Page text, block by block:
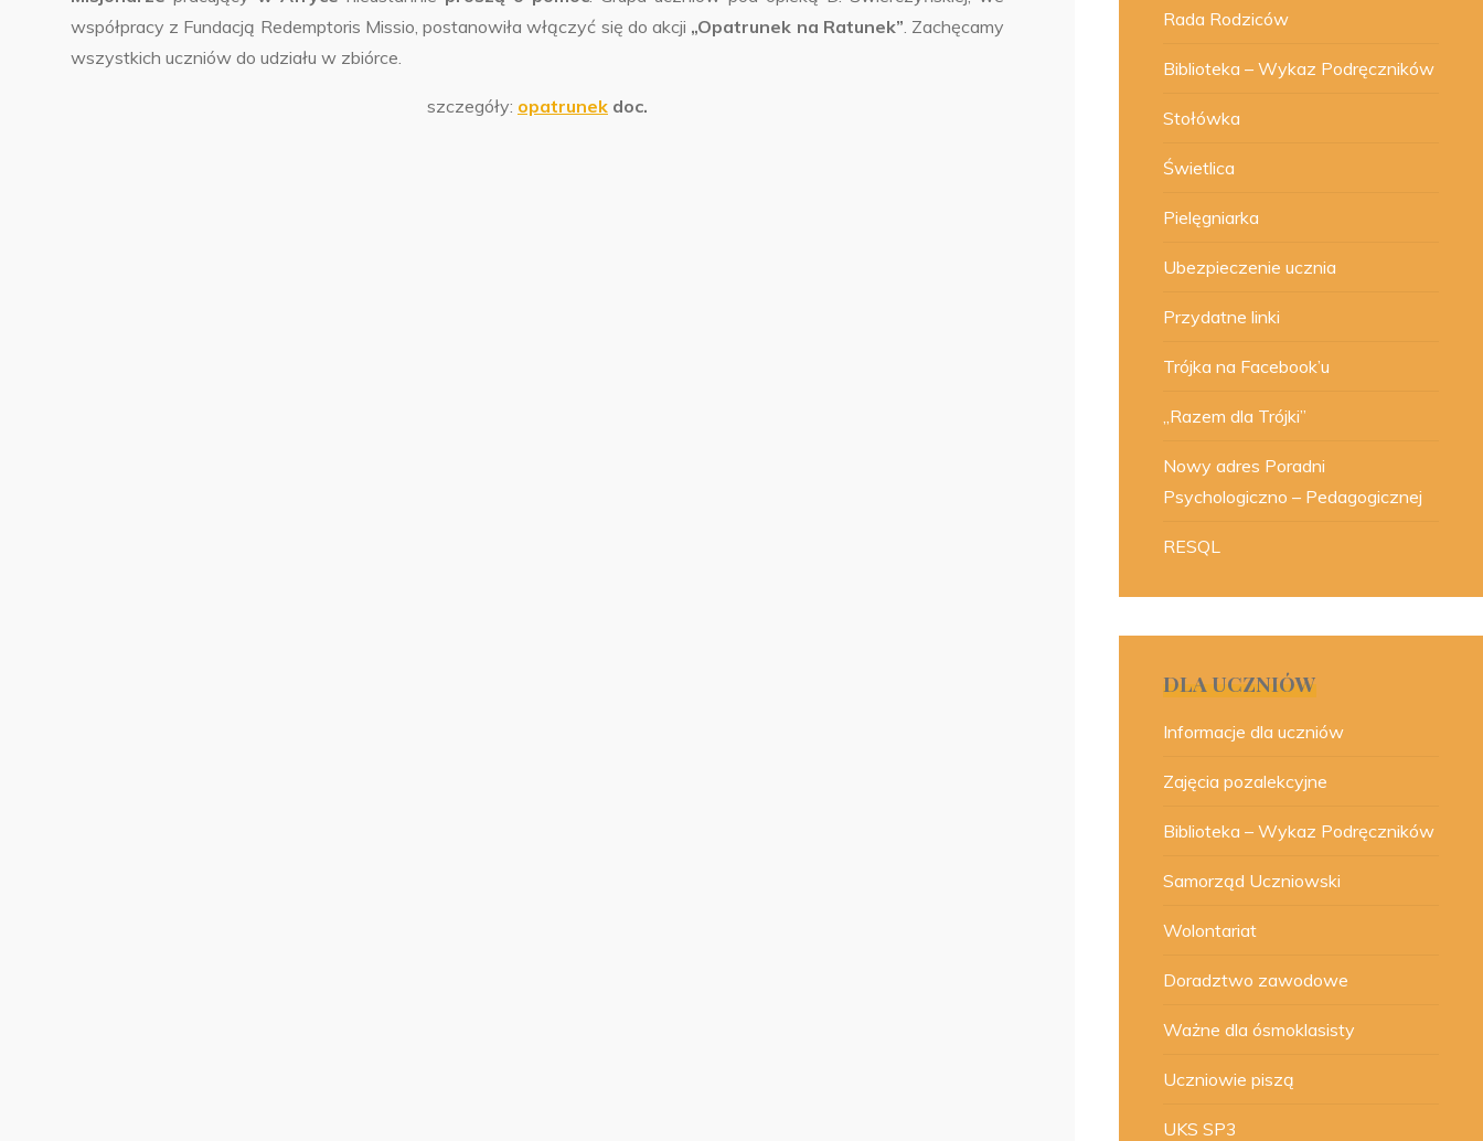
współpracy z Fundacją Redemptoris Missio, postanowiła włączyć się do akcji „Opatrunek na Ratunek” . Zachęcamy
wszystkich uczniów do udziału w zbiórce.
szczegóły: opatrunek doc.
Rada Rodziców
Biblioteka – Wykaz Podręczników
Stołówka
Świetlica
Pielęgniarka
Ubezpieczenie ucznia
Przydatne linki
Trójka na Facebook’u
„Razem dla Trójki”
Nowy adres Poradni
Psychologiczno – Pedagogicznej
RESQL
DLA UCZNIÓW
Informacje dla uczniów
Zajęcia pozalekcyjne
Biblioteka – Wykaz Podręczników
Samorząd Uczniowski
Wolontariat
Doradztwo zawodowe
Ważne dla ósmoklasisty
Uczniowie piszą
UKS SP3